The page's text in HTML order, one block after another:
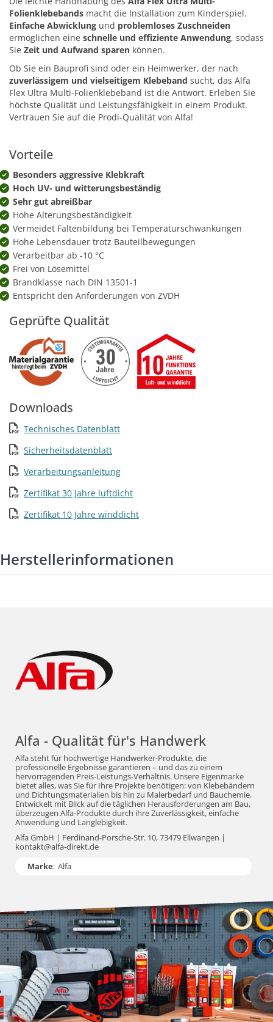
Folienklebebands macht die Installation zum Kinderspiel.
Einfache Abwicklung und problemloses Zuschneiden
ermöglichen eine schnelle und effiziente Anwendung, sodass
Sie Zeit und Aufwand sparen können.
Ob Sie ein Bauprofi sind oder ein Heimwerker, der nach
zuverlässigem und vielseitigem Klebeband sucht, das Alfa
Flex Ultra Multi-Folienklebeband ist die Antwort. Erleben Sie
höchste Qualität und Leistungsfähigkeit in einem Produkt.
Vertrauen Sie auf die Prodi-Qualität von Alfa!
Vorteile
Besonders aggressive Klebkraft
Hoch UV- und witterungsbeständig
Sehr gut abreißbar
Hohe Alterungsbeständigkeit
Vermeidet Faltenbildung bei Temperaturschwankungen
Hohe Lebensdauer trotz Bauteilbewegungen
Verarbeitbar ab -10 °C
Frei von Lösemittel
Brandklasse nach DIN 13501-1
Entspricht den Anforderungen von ZVDH
Geprüfte Qualität
Downloads
Technisches Datenblatt
Sicherheitsdatenblatt
Verarbeitungsanleitung
Zertifikat 30 Jahre luftdicht
Zertifikat 10 Jahre winddicht
Herstellerinformationen
Alfa - Qualität für's Handwerk
Alfa steht für hochwertige Handwerker-Produkte, die
professionelle Ergebnisse garantieren – und das zu einem
hervorragenden Preis-Leistungs-Verhältnis. Unsere Eigenmarke
bietet alles, was Sie für Ihre Projekte benötigen: von Klebebändern
und Dichtungsmaterialien bis hin zu Malerbedarf und Bauchemie.
Entwickelt mit Blick auf die täglichen Herausforderungen am Bau,
überzeugen Alfa-Produkte durch ihre Zuverlässigkeit, einfache
Anwendung und Langlebigkeit.
Alfa GmbH | Ferdinand-Porsche-Str. 10, 73479 Ellwangen |
kontakt@alfa-direkt.de
Marke: Alfa